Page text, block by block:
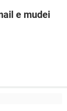
e mudei